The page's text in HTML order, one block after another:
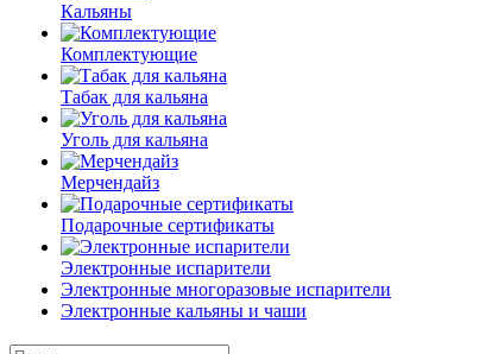
Кальяны
Комплектующие
Табак для кальяна
Уголь для кальяна
Мерчендайз
Подарочные сертификаты
Электронные испарители
Электронные многоразовые испарители
Электронные кальяны и чаши